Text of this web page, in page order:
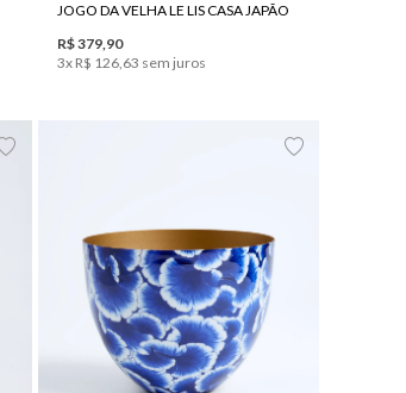
JOGO DA VELHA LE LIS CASA JAPÃO
R$379, 90
3x R$ 126, 63 sem juros